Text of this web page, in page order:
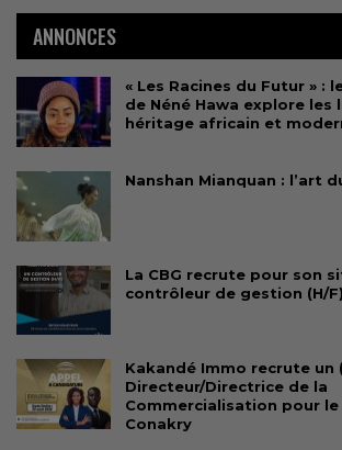
ANNONCES
« Les Racines du Futur » :
de Néné Hawa explore les
héritage africain et
Nanshan Mianquan : l’art
La CBG recrute pour son
contrôleur de gestion (H/F)
Kakandé Immo recrute un
Directeur/Directrice de la
Commercialisation pour le
Conakry